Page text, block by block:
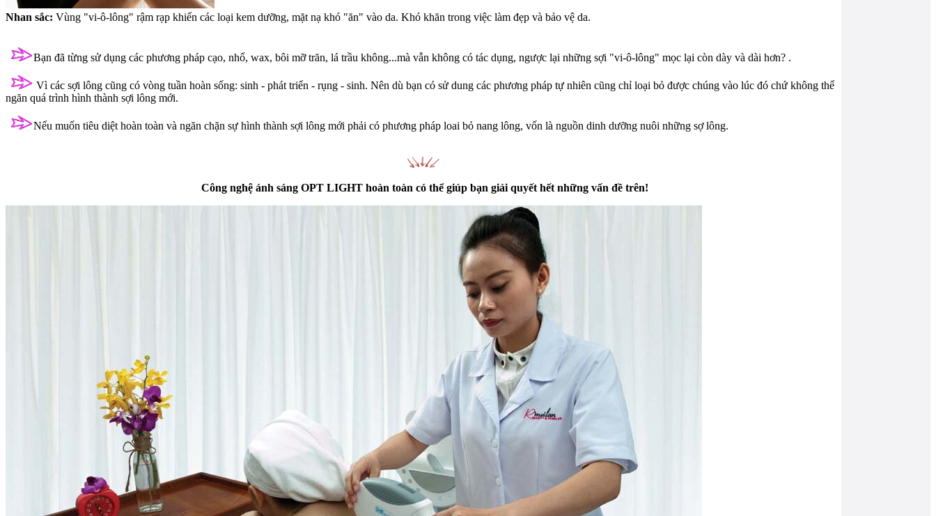
Nhan sắc: Vùng "vi-ô-lông" rậm rạp khiến các loại kem dưỡng, mặt nạ khó "ăn" vào da. Khó khăn trong việc làm đẹp và bảo vệ da.
Bạn đã từng sử dụng các phương pháp cạo, nhổ, wax, bôi mỡ trăn, lá trầu không...mà vẫn không có tác dụng, ngược lại những sợi "vi-ô-lông" mọc lại còn dày và dài hơn? .
Vì các sợi lông cũng có vòng tuần hoàn sống: sinh - phát triển - rụng - sinh. Nên dù bạn có sử dung các phương pháp tự nhiên cũng chỉ loại bỏ được chúng vào lúc đó chứ không thể
ngăn quá trình hình thành sợi lông mới.
Nếu muốn tiêu diệt hoàn toàn và ngăn chặn sự hình thành sợi lông mới phải có phương pháp loai bỏ nang lông, vốn là nguồn dinh dưỡng nuôi những sợ lông.
Công nghệ ánh sáng OPT LIGHT hoàn toàn có thể giúp bạn giải quyết hết những vấn đề trên!